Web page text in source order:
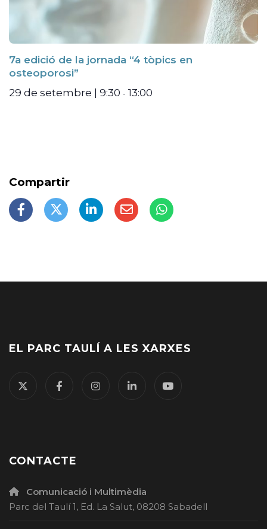
7a edició de la jornada “4 tòpics en
osteoporosi”
29 de setembre | 9:30 - 13:00
EL PARC TAULÍ A LES XARXES
CONTACTE
Comunicació i Multimèdia
Parc del Taulí 1, Ed. La Salut, 08208 Sabadell